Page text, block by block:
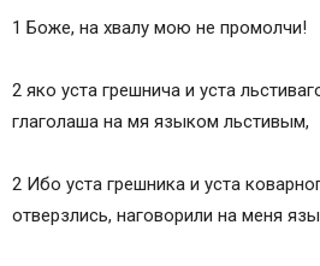
1 Боже, на хвалу мою не промолчи!
2 яко уста грешнича и уста
глаголаша на мя языком льстивым,
2 Ибо уста грешника и уста
отверзлись, наговорили на меня